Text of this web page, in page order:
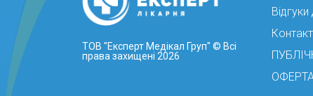
ТОВ "Експерт Медікал Груп" © Всі
права захищені 2026